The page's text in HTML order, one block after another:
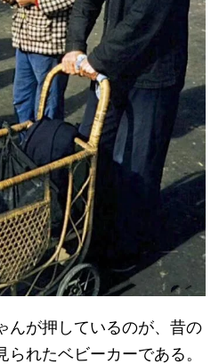
んが押しているのが、昔の
れたベビーカーである。